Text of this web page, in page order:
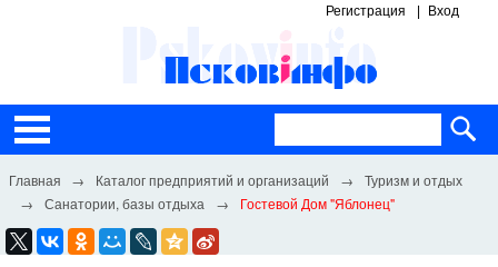
Регистрация Вход
Каталог предприятий и организаций
Туризм и отдых
Санатории, базы отдыха
Гостевой Дом "Яблонец"